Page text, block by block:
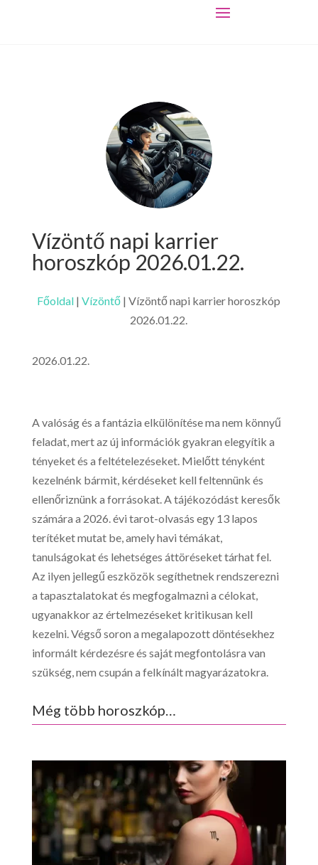
Vízöntő napi karrier
horoszkóp 2026.01.22.
Főoldal |Vízöntő |Vízöntő napi karrier horoszkóp
2026.01.22.
2026.01.22.
A valóság és a fantázia elkülönítése ma nem könnyű
feladat, mert az új információk gyakran elegyítik a
tényeket és a feltételezéseket. Mielőtt tényként
kezelnénk bármit, kérdéseket kell feltennünk és
ellenőriznünk a forrásokat. A tájékozódást keresők
számára a 2026. évi tarot-olvasás egy 13 lapos
terítéket mutat be, amely havi témákat,
tanulságokat és lehetséges áttöréseket tárhat fel.
Az ilyen jellegű eszközök segíthetnek rendszerezni
a tapasztalatokat és megfogalmazni a célokat,
ugyanakkor az értelmezéseket kritikusan kell
kezelni. Végső soron a megalapozott döntésekhez
informált kérdezésre és saját megfontolásra van
szükség, nem csupán a felkínált magyarázatokra.
Még több horoszkóp…